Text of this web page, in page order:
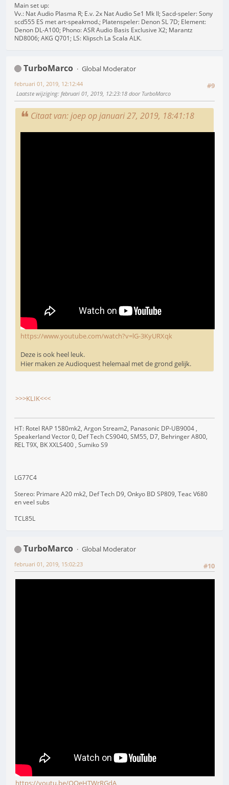
Main set up:
Vv.: Nat Audio Plasma R; E.v. 2x Nat Audio Se1 Mk II; Sacd-speler: Sony
scd555 ES met art-speakmod.; Platenspeler: Denon SL 7D; Element:
Denon DL-A100; Phono: ASR Audio Basis Exclusive X2; Marantz
ND8006; AKG Q701; LS: Klipsch La Scala ALK.
TurboMarco
Global Moderator
#9
februari 01, 2019, 12:12:44
Laatste wijziging: februari 01, 2019, 12:23:18 door TurboMarco
Citaat van: joep op januari 27, 2019, 18:41:18
https://www.youtube.com/watch?v=lG-3KyURXqk
Deze is ook heel leuk.
Hier maken ze Audioquest helemaal met de grond gelijk.
>>>KLIK<<<
HT: Rotel RAP 1580mk2, Argon Stream2, Panasonic DP-UB9004 ,
Speakerland Vector 0, Def Tech CS9040, SM55, D7, Behringer A800,
REL T9X, BK XXLS400 , Sumiko S9
LG77C4
Stereo: Primare A20 mk2, Def Tech D9, Onkyo BD SP809, Teac V680
en veel subs
TCL85L
TurboMarco
Global Moderator
#10
februari 01, 2019, 15:02:23
https://youtu.be/OQeHTWrRGdA